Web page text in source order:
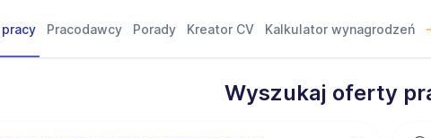
Pracodawcy Porady Kreator CV Kalkulator wynagrodzeń
Wyszukaj oferty